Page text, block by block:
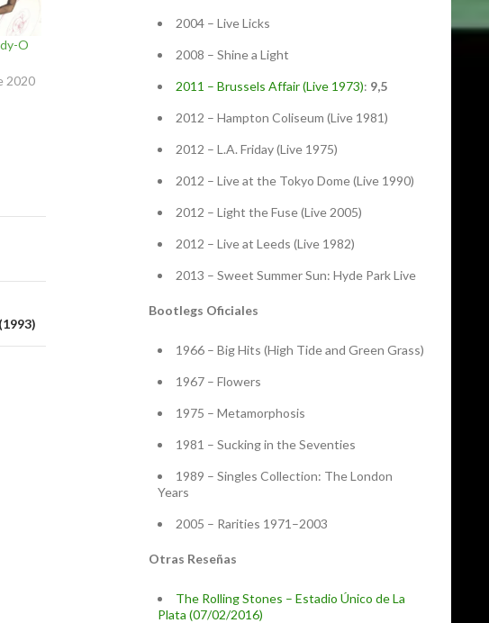
O
2020
2004 – Live Licks
2008 – Shine a Light
2011 – Brussels Affair (Live 1973): 9,5
2012 – Hampton Coliseum (Live 1981)
2012 – L.A. Friday (Live 1975)
2012 – Live at the Tokyo Dome (Live 1990)
2012 – Light the Fuse (Live 2005)
2012 – Live at Leeds (Live 1982)
2013 – Sweet Summer Sun: Hyde Park Live
Bootlegs Oficiales
1966 – Big Hits (High Tide and Green Grass)
1967 – Flowers
1975 – Metamorphosis
1981 – Sucking in the Seventies
1989 – Singles Collection: The London
Years
2005 – Rarities 1971–2003
Otras Reseñas
The Rolling Stones – Estadio Único de La
Plata (07/02/2016)